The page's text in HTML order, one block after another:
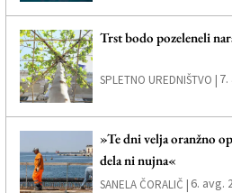
Trst bodo pozeleneli
SPLETNO UREDNIŠTVO |
»Te dni velja oranžno
dela ni nujna«
SANELA ČORALIČ | 6. avg.